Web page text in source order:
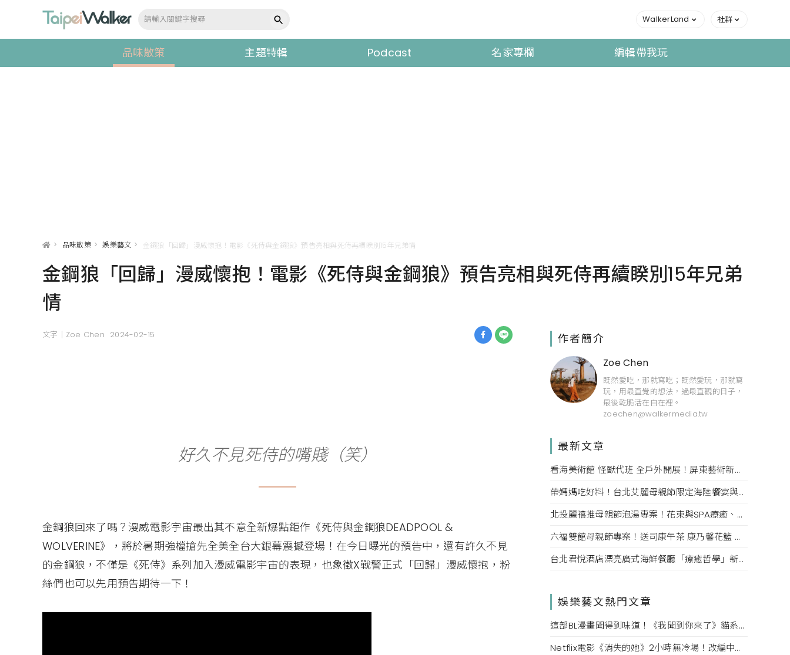
WalkerLand 社群
品味散策 主題特輯 Podcast 名家專欄 編輯帶我玩
> 品味散策 > 娛樂藝文 > 金鋼狼「回歸」漫威懷抱！電影《死侍與金鋼狼》預告亮相與死侍再續睽別15年兄弟情
金鋼狼「回歸」漫威懷抱！電影《死侍與金鋼狼》預告亮相與死侍再續睽別15年兄弟
情
文字｜Zoe Chen 2024-02-15
好久不見死侍的嘴賤（笑）
金鋼狼回來了嗎？漫威電影宇宙最出其不意全新爆點鉅作《死侍與金鋼狼DEADPOOL &
WOLVERINE》，將於暑期強檔搶先全美全台大銀幕震撼登場！在今日曝光的預告中，還有許久不見
的金鋼狼，不僅是《死侍》系列加入漫威電影宇宙的表現，也象徵X戰警正式「回歸」漫威懷抱，粉
絲們也可以先用預告期待一下！
作者簡介
Zoe Chen
既然愛吃，那就寫吃；既然愛玩，那就寫
玩，用最直覺的想法，過最直觀的日子，
最後乾脆活在自在裡。
zoechen@walkermedia.tw
最新文章
看海美術館 怪獸代班 全戶外開展！屏東藝術新亮點 網美必拍。
帶媽媽吃好料！台北艾麗母親節限定海陸饗宴與住房專案一次收藏。
北投麗禧推母親節泡湯專案！花束與SPA療癒、甜點同步登場
六福雙館母親節專案！送司康午茶 康乃馨花籃 演唱會票，高鐵78折限量。
台北君悅酒店漂亮廣式海鮮餐廳「療癒哲學」新菜單！每一口都成為心靈的享受。
娛樂藝文熱門文章
這部BL漫畫聞得到味道！《我聞到你來了》貓系男主與犬系年下男循著氣味展開羞澀又大膽愛戀
Netflix電影《消失的她》2小時無冷場！改編中國殺妻真實案件，是真話還是謊言、孰能相信孰該存疑？